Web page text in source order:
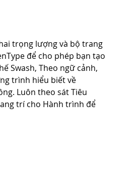
Linh
Thiết Bị Số
trọng lượng và bộ trang
để cho phép bạn tạo
Swash, Theo ngữ cảnh,
trình hiểu biết về
Luôn theo sát Tiêu
trí cho Hành trình để